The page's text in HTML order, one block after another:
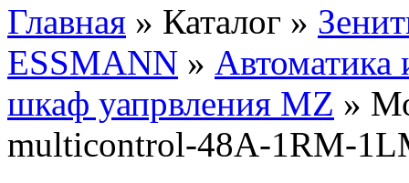
Главная » Каталог »
ESSMANN » Автоматика
шкаф уапрвления MZ »
multicontrol-48A-1RM-